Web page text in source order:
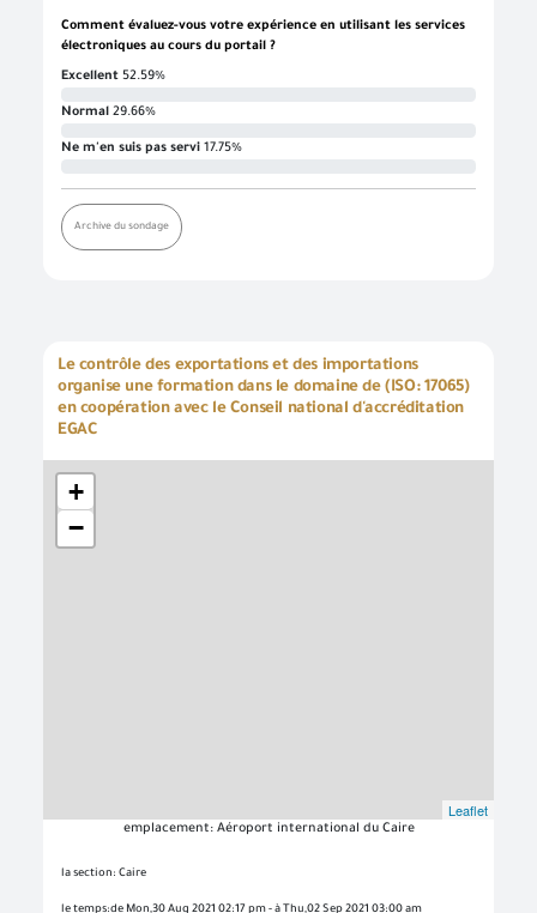
Comment évaluez-vous votre expérience en utilisant les services
électroniques au cours du portail ?
Excellent 52.59%
Normal 29.66%
Ne m'en suis pas servi 17.75%
Archive du sondage
Le contrôle des exportations et des importations
organise une formation dans le domaine de (ISO: 17065)
en coopération avec le Conseil national d'accréditation
EGAC
+
−
Leaflet
emplacement: Aéroport international du Caire
la section: Caire
le temps:de Mon,30 Aug 2021 02:17 pm - à Thu,02 Sep 2021 03:00 am